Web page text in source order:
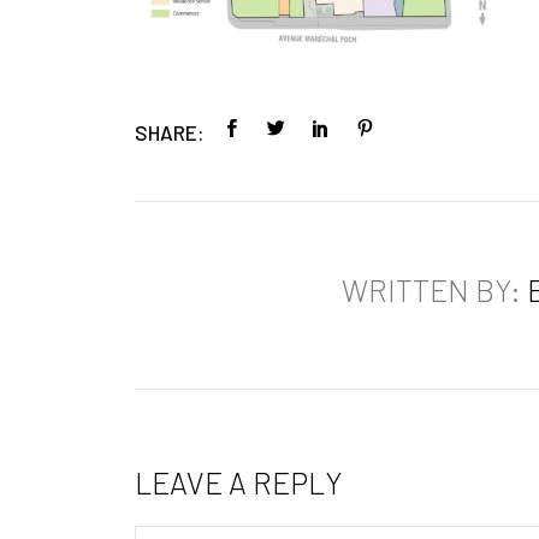
SHARE:
WRITTEN BY:
LEAVE A REPLY